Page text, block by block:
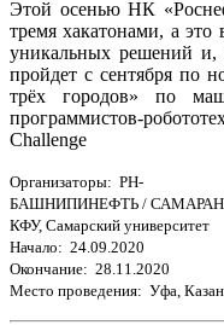
Этой осенью НК
тремя хакатонами, а это
уникальных решений и,
пройдет с сентября по
трёх городов» по
программистов-
Challenge
Организаторы: РН-
БАШНИПИНЕФТЬ /
КФУ, Самарский университет
Начало: 24.09.2020
Окончание: 28.11.2020
Место проведения: Уфа,